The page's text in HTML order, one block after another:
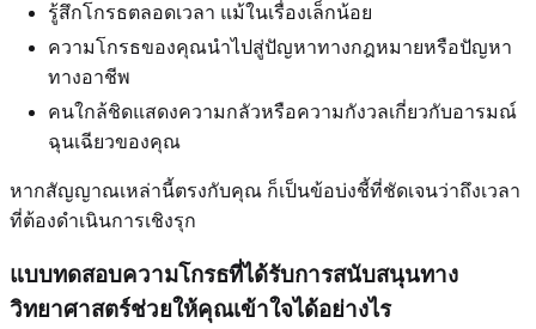
รู้สึกโกรธตลอดเวลา แม้ในเรื่องเล็กน้อย
ความโกรธของคุณนำไปสู่ปัญหาทางกฎหมายหรือปัญหา
ทางอาชีพ
คนใกล้ชิดแสดงความกลัวหรือความกังวลเกี่ยวกับอารมณ์
ฉุนเฉียวของคุณ
หากสัญญาณเหล่านี้ตรงกับคุณ ก็เป็นข้อบ่งชี้ที่ชัดเจนว่าถึงเวลา
ที่ต้องดำเนินการเชิงรุก
แบบทดสอบความโกรธที่ได้รับการสนับสนุนทาง
วิทยาศาสตร์ช่วยให้คุณเข้าใจได้อย่างไร